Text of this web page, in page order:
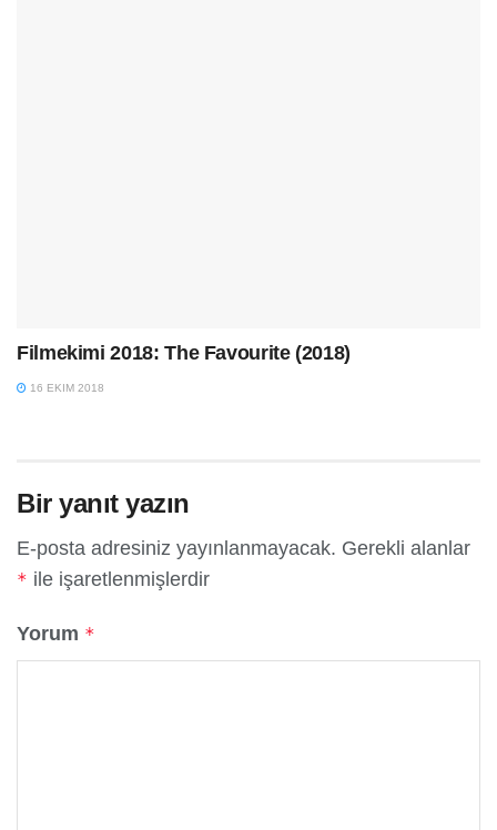
Filmekimi 2018: The Favourite (2018)
16 EKIM 2018
Bir yanıt yazın
E-posta adresiniz yayınlanmayacak. Gerekli alanlar
* ile işaretlenmişlerdir
Yorum *